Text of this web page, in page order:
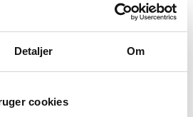
Detaljer Om
cookies
file_download
file_download